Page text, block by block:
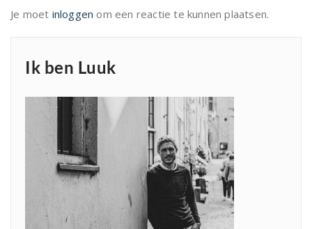
Je moet inloggen om een reactie te kunnen plaatsen.
Ik ben Luuk